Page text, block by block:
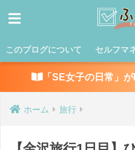
このブログについて セルフマ
「SE女子の日常」
ホーム 旅行